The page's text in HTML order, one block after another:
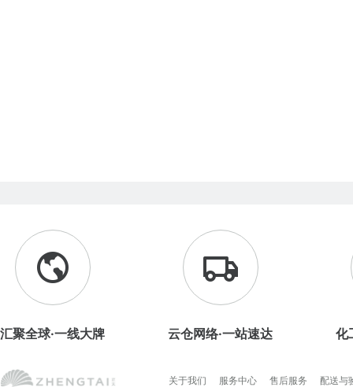
汇聚全球·一线大牌 云仓网络·一站速达 化
关于我们 服务中心 售后服务 配送与